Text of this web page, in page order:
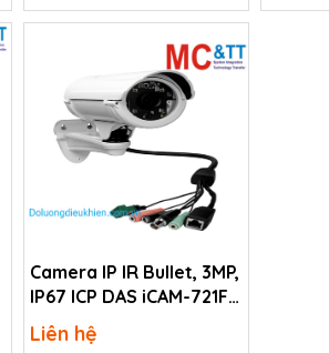
Camera IP IR Bullet, 3MP,
IP67 ICP DAS iCAM-721F
CR
Liên hệ